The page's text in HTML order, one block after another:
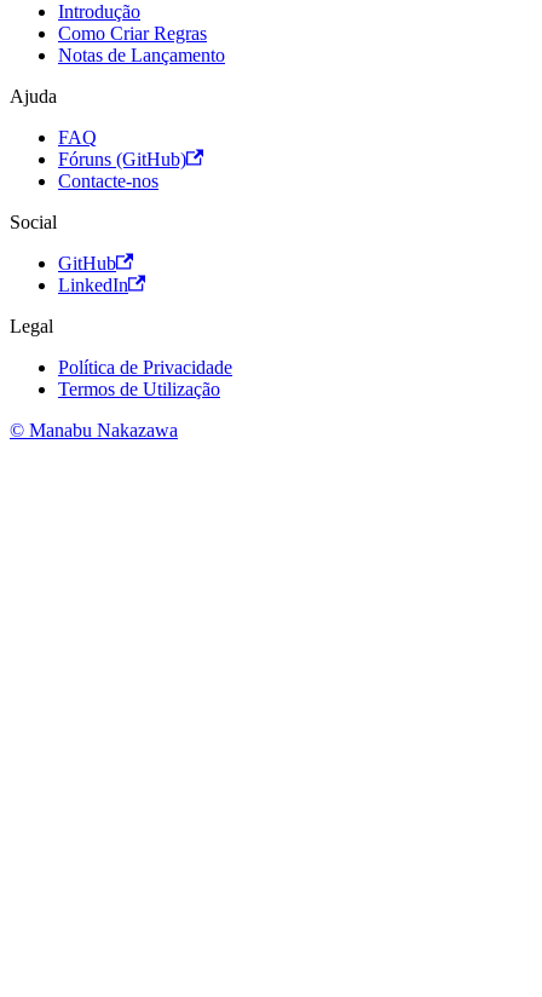
Introdução
Como Criar Regras
Notas de Lançamento
Ajuda
FAQ
Fóruns (GitHub)
Contacte-nos
Social
GitHub
LinkedIn
Legal
Política de Privacidade
Termos de Utilização
© Manabu Nakazawa